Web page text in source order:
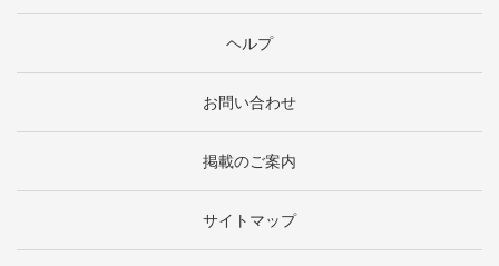
ヘルプ
お問い合わせ
掲載のご案内
サイトマップ